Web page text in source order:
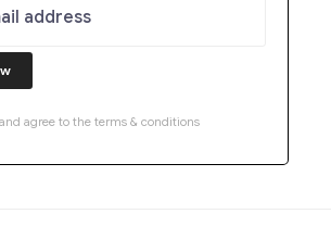
agree to the terms & conditions